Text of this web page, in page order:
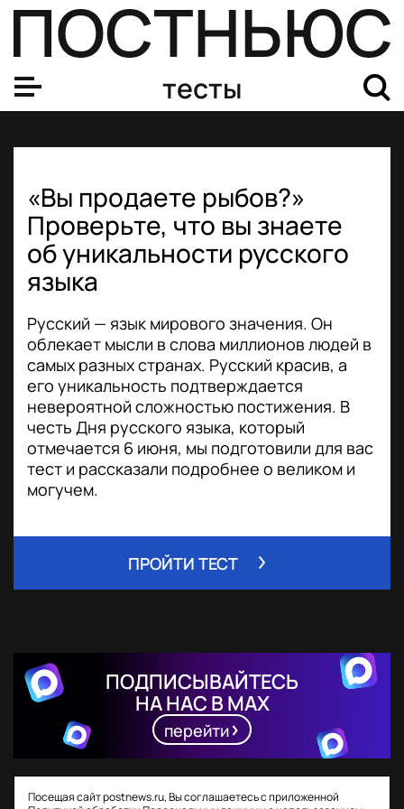
тесты
«Вы продаете рыбов?»
Проверьте, что вы знаете
об уникальности русского
языка
Русский — язык мирового значения. Он
облекает мысли в слова миллионов людей в
самых разных странах. Русский красив, а
его уникальность подтверждается
невероятной сложностью постижения. В
честь Дня русского языка, который
отмечается 6 июня, мы подготовили для вас
тест и рассказали подробнее о великом и
могучем.
ПРОЙТИ ТЕСТ
ПОДПИСЫВАЙТЕСЬ
НА НАС В MAX
перейти
Посещая сайт postnews.ru, Вы соглашаетесь с приложенной